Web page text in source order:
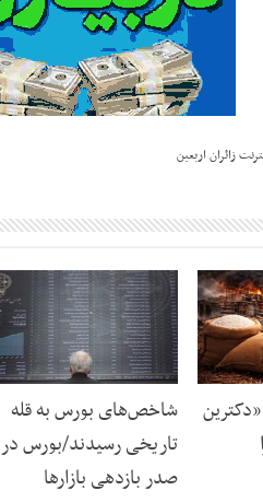
زائران اربعین
«دکترین
شاخص‌های بورس به قله
تاریخی رسیدند/بورس در
صدر بازدهی بازارها